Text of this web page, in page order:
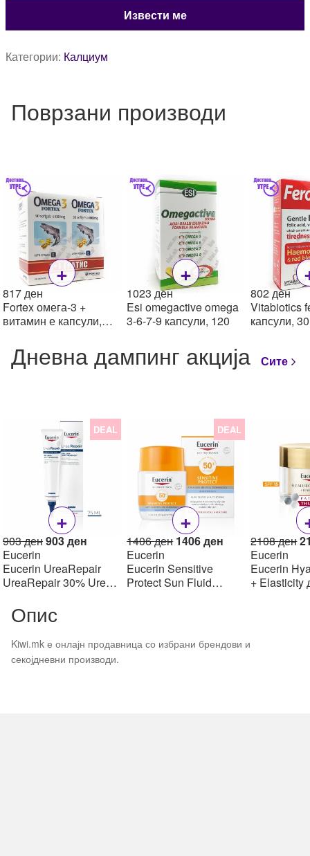
Категории: Калциум
Поврзани производи
+
817 ден
Fortex омега-3 +
витамин е капсули,
+
1023 ден
Esi omegactive omega
3-6-7-9 капсули, 120
802 ден
Vitabiotics
капсули, 30
Дневна дампинг акција Сите
DEAL
+
903денOriginal
was:
903 ден.
903ден
is:
903 ден.
Eucerin
Eucerin UreaRepair
UreaRepair 30% Urea
30% уреа 75 мл
DEAL
+
1406ден Original
was:
1406 ден.
1406ден Current
1406 ден.
Eucerin
Eucerin Sensitive
Protect Sun Fluid
2108ден
Eucerin
Eucerin
+ Elasticity
Опис
Kiwi.mk е онлајн продавница со избрани брендови и
секојдневни производи.